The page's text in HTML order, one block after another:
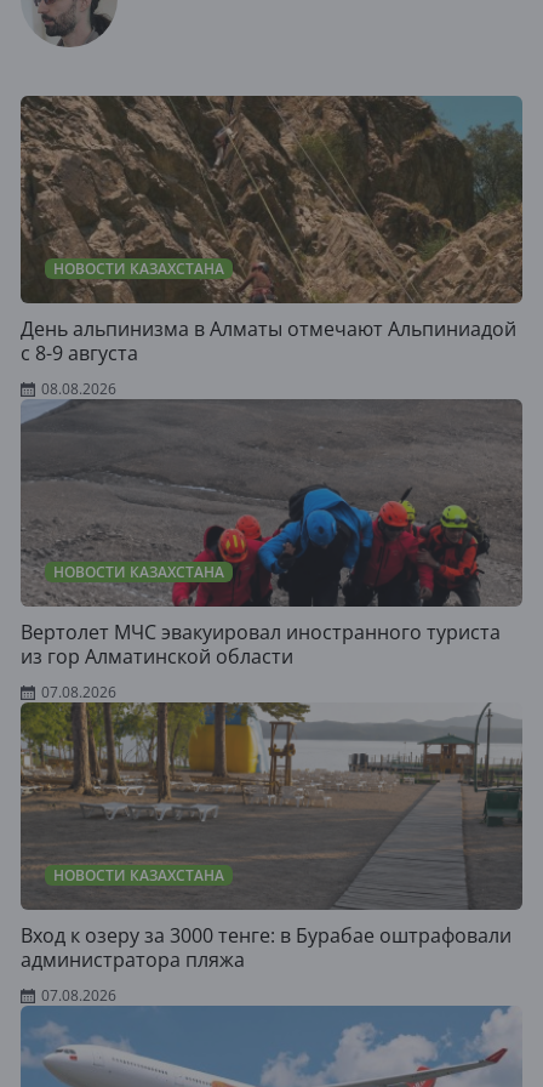
НОВОСТИ КАЗАХСТАНА
День альпинизма в Алматы отмечают Альпиниадой
с 8-9 августа
08.08.2026
НОВОСТИ КАЗАХСТАНА
Вертолет МЧС эвакуировал иностранного туриста
из гор Алматинской области
07.08.2026
НОВОСТИ КАЗАХСТАНА
Вход к озеру за 3000 тенге: в Бурабае оштрафовали
администратора пляжа
07.08.2026